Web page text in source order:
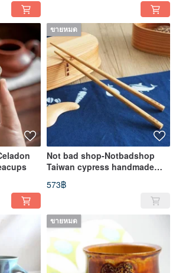
ขายหมด
Not bad shop-Notbadshop
Taiwan cypress handmade
chopsticks-2 pairs
573฿
ขายหมด